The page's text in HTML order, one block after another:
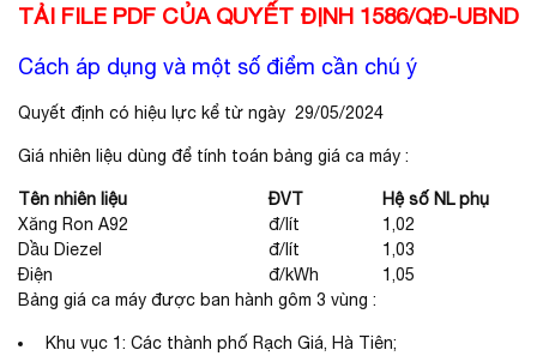
TẢI FILE PDF CỦA QUYẾT ĐỊNH 1586/QĐ-UBND
Cách áp dụng và một số điểm cần chú ý
Quyết định có hiệu lực kể từ ngày 29/05/2024
Giá nhiên liệu dùng để tính toán bảng giá ca máy :
Tên nhiên liệu ĐVT
Hệ số NL phụ
Xăng Ron A92
đ/lít
1,02
Dầu Diezel
đ/lít
1,03
Điện
đ/kWh
1,05
Bảng giá ca máy được ban hành gôm 3 vùng :
Khu vục 1: Các thành phố Rạch Giá, Hà Tiên;